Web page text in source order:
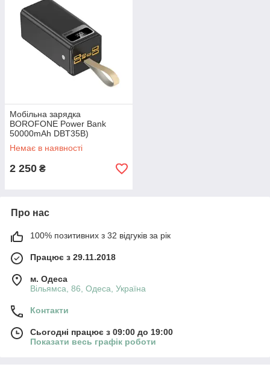
Мобільна зарядка
BOROFONE Power Bank
50000mAh DBT35B)
Немає в наявності
2 250 ₴
Про нас
100% позитивних з 32 відгуків за рік
Працює з 29.11.2018
м. Одеса
Вільямса, 86, Одеса, Україна
Контакти
Сьогодні працює з 09:00 до 19:00
Показати весь графік роботи